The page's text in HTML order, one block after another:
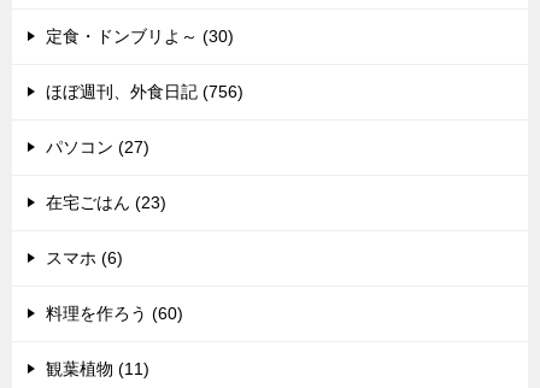
定食・ドンブリよ～ (30)
ほぼ週刊、外食日記 (756)
パソコン (27)
在宅ごはん (23)
スマホ (6)
料理を作ろう (60)
観葉植物 (11)